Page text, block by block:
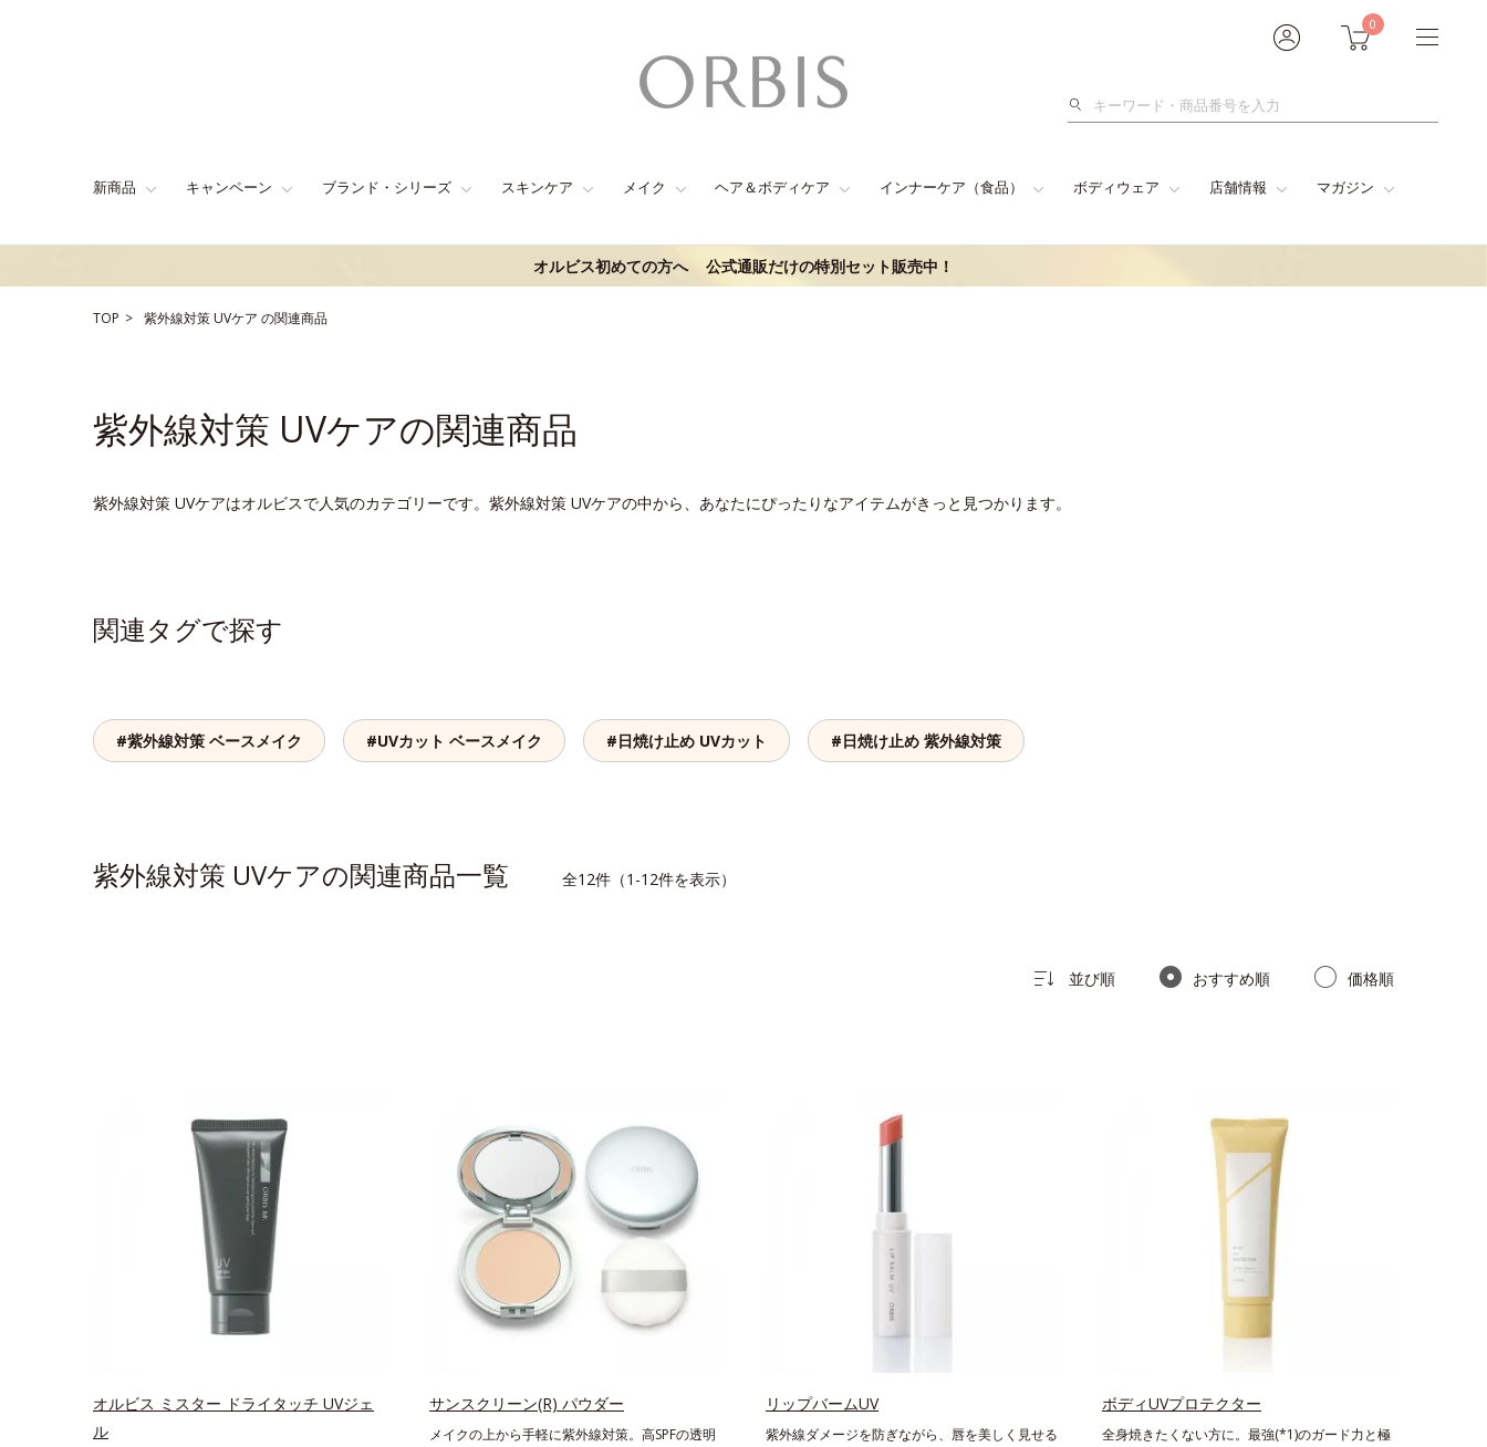
0
検
新商品 キャンペーン ブランド・シリーズ スキンケア メイク ヘア＆ボディケア インナーケア（食品） ボディウェア 店舗情報 マガジン
オルビス初めての方へ 公式通販だけの特別セット販売中！
TOP 紫外線対策 UVケア の関連商品
紫外線対策 UVケアの関連商品
紫外線対策 UVケアはオルビスで人気のカテゴリーです。紫外線対策 UVケアの中から、あなたにぴったりなアイテムがきっと見つかります。
関連タグで探す
#紫外線対策 ベースメイク #UVカット ベースメイク #日焼け止め UVカット #日焼け止め 紫外線対策
紫外線対策 UVケアの関連商品一覧 全12件（1-12件を表示）
並び順 おすすめ順 価格順
オルビス ミスター ドライタッチ UVジェ
ル
サンスクリーン(R) パウダー
メイクの上から手軽に紫外線対策。高SPFの透明
リップバームUV
紫外線ダメージを防ぎながら、唇を美しく見せる
ボディUVプロテクター
全身焼きたくない方に。最強(*1)のガード力と極